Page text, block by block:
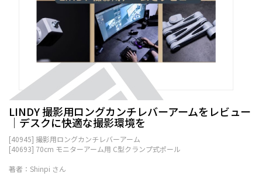
LINDY 撮影用ロングカンチレバーアームをレビュー
│デスクに快適な撮影環境を
[40945] 撮影用ロングカンチレバーアーム
[40693] 70cm モニターアーム用 C型クランプ式ポール
著者：Shinpi さん